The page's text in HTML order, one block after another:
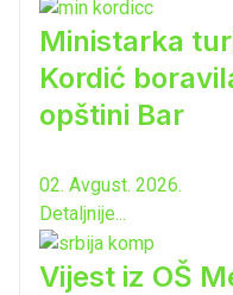
Ministarka
Kordić
opštini Bar
02. Avgust. 2026.
Detaljnije...
Vijest iz OŠ